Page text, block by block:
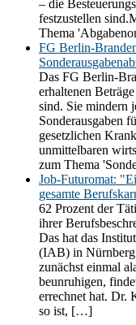
– die
festzustellen
Thema
FG Berlin-
Das FG Berlin-
erhaltenen
sind. Sie mindern
Sonderausgaben
gesetzlichen
unmittelbaren
zum Thema
Job-Futuromat:
gesamte
62 Prozent der
ihrer
Das hat das
(IAB) in Nürnberg
zunächst einmal
beunruhigen,
errechnet hat. Dr.
so ist, […]